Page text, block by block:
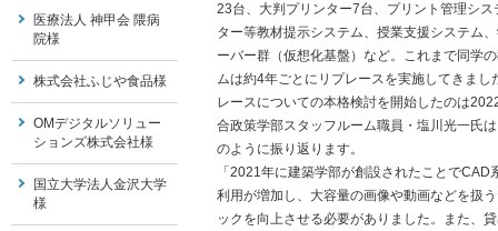
23台、大判プリンター7台、プリント管理シス
ター等教材提示システム、授業支援システム
ーバー群（仮想化基盤）など。これまで同学
ムは約4年ごとにリプレースを実施してきまし
レースについての本格検討を開始したのは
合政策学部スタッフルーム職員・塩川光一氏
のように振り返ります。
「2021年に建築学部が創設されたことでCAD
利用が増加し、大容量の画像や動画などを扱
ックを向上させる必要がありました。また、
医療法人 神甲会 隈病
院様
株式会社ふじや食品様
OMデジタルソリュー
ションズ株式会社様
国立大学法人金沢大学
様